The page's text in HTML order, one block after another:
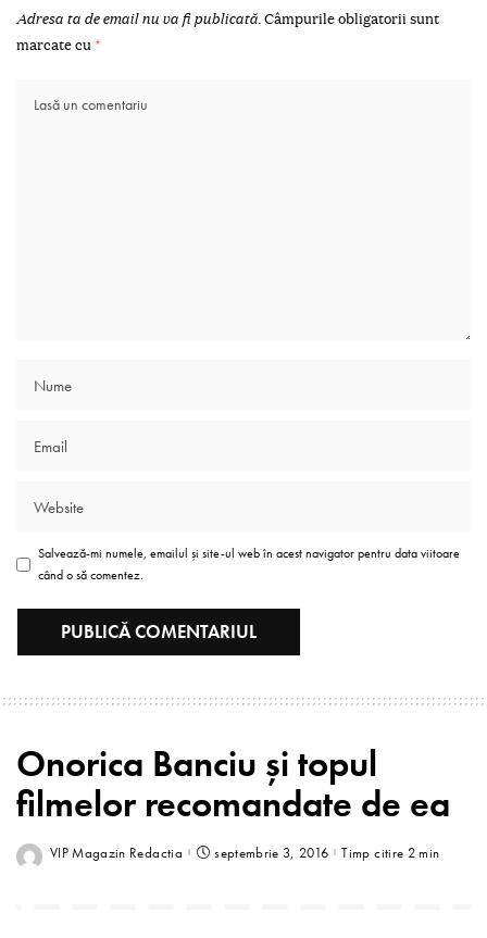
Adresa ta de email nu va fi publicată.Câmpurile obligatorii sunt
marcate cu *
Salvează-mi numele, emailul și site-ul web în acest navigator pentru data viitoare
când o să comentez.
Onorica Banciu și topul
filmelor recomandate de ea
VIP Magazin Redactia septembrie 3, 2016 Timp citire 2 min